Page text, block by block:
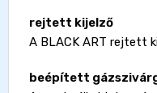
rejtett kijelző
A BLACK ART rejtett
beépített